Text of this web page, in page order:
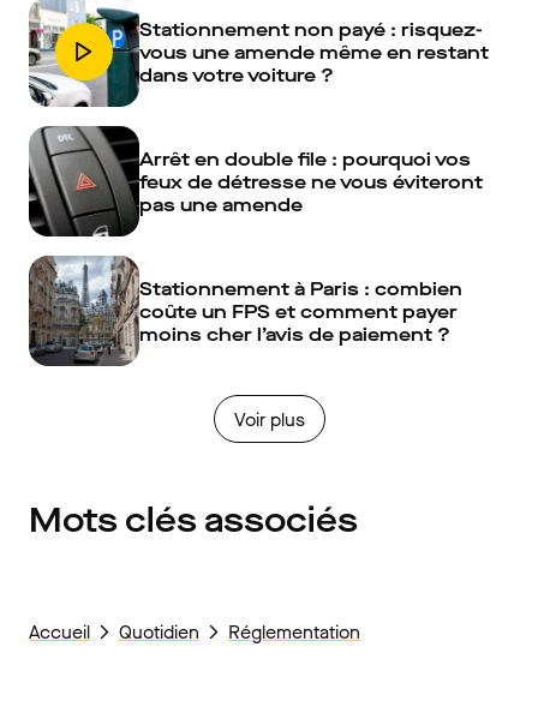
Stationnement non payé : risquez-
vous une amende même en restant
dans votre voiture ?
Arrêt en double file : pourquoi vos
feux de détresse ne vous éviteront
pas une amende
Stationnement à Paris : combien
coûte un FPS et comment payer
moins cher l’avis de paiement ?
Voir plus
Mots clés associés
Accueil Quotidien Réglementation